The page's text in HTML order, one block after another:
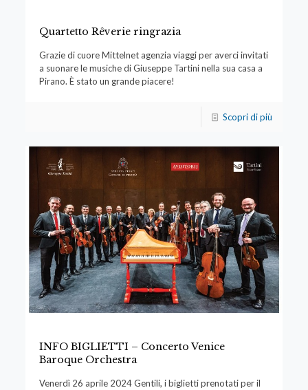
Quartetto Rêverie ringrazia
Grazie di cuore Mittelnet agenzia viaggi per averci invitati
a suonare le musiche di Giuseppe Tartini nella sua casa a
Pirano. È stato un grande piacere!
Scopri di più
INFO BIGLIETTI – Concerto Venice
Baroque Orchestra
Venerdì 26 aprile 2024 Gentili, i biglietti prenotati per il